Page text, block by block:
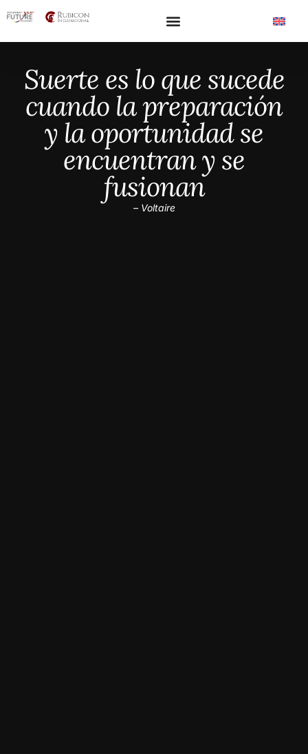
Suerte es lo que sucede
cuando la preparación
y la oportunidad se
encuentran y se
fusionan
– Voltaire